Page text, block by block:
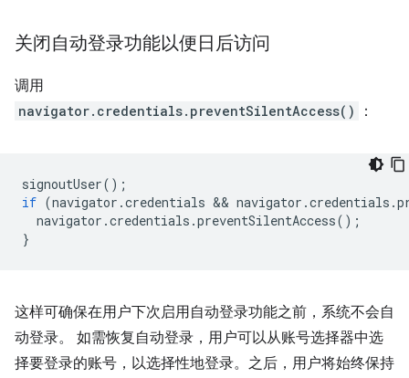
关闭自动登录功能以便日后访问
调用
navigator.credentials.preventSilentAccess() ：
signoutUser();
if (navigator .credentials && navigator .credentials .
navigator .credentials .preventSilentAccess();
}
这样可确保在用户下次启用自动登录功能之前，系统不会自
动登录。 如需恢复自动登录，用户可以从账号选择器中选
择要登录的账号，以选择性地登录。之后，用户将始终保持